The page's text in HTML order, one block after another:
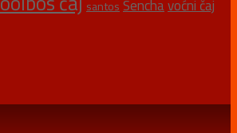
santos Senchavoćni čaj